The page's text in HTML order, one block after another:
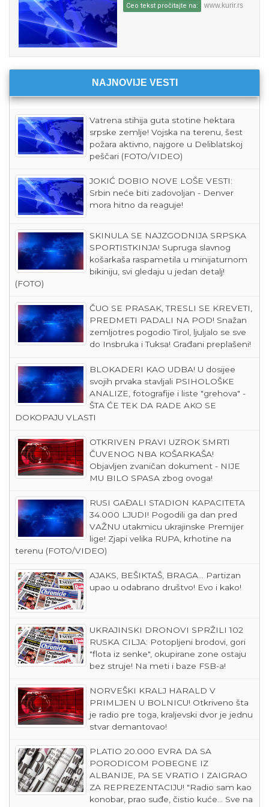
Ceo tekst pročitajte na: www.kurir.rs
NAJNOVIJE VESTI
Vatrena stihija guta stotine hektara
srpske zemlje! Vojska na terenu, šest
požara aktivno, najgore u Deliblatskoj
peščari (FOTO/VIDEO)
JOKIĆ DOBIO NOVE LOŠE VESTI:
Srbin neće biti zadovoljan - Denver
mora hitno da reaguje!
SKINULA SE NAJZGODNIJA SRPSKA
SPORTISTKINJA! Supruga slavnog
košarkaša raspametila u minijaturnom
bikiniju, svi gledaju u jedan detalj!
(FOTO)
ČUO SE PRASAK, TRESLI SE KREVETI,
PREDMETI PADALI NA POD! Snažan
zemljotres pogodio Tirol, ljuljalo se sve
do Insbruka i Tuksa! Građani preplašeni!
BLOKADERI KAO UDBA! U dosijee
svojih prvaka stavljali PSIHOLOŠKE
ANALIZE, fotografije i liste "grehova" -
ŠTA ĆE TEK DA RADE AKO SE
DOKOPAJU VLASTI
OTKRIVEN PRAVI UZROK SMRTI
ČUVENOG NBA KOŠARKAŠA!
Objavljen zvaničan dokument - NIJE
MU BILO SPASA zbog ovoga!
RUSI GAĐALI STADION KAPACITETA
34.000 LJUDI! Pogodili ga dan pred
VAŽNU utakmicu ukrajinske Premijer
lige! Zjapi velika RUPA, krhotine na
terenu (FOTO/VIDEO)
AJAKS, BEŠIKTAŠ, BRAGA... Partizan
upao u odabrano društvo! Evo i kako!
UKRAJINSKI DRONOVI SPRŽILI 102
RUSKA CILJA: Potopljeni brodovi, gori
"flota iz senke", okupirane zone ostaju
bez struje! Na meti i baze FSB-a!
NORVEŠKI KRALJ HARALD V
PRIMLJEN U BOLNICU! Otkriveno šta
je radio pre toga, kraljevski dvor je jednu
stvar demantovao!
PLATIO 20.000 EVRA DA SA
PORODICOM POBEGNE IZ
ALBANIJE, PA SE VRATIO I ZAIGRAO
ZA REPREZENTACIJU! "Radio sam kao
konobar, prao suđe, čistio kuće... Sve na